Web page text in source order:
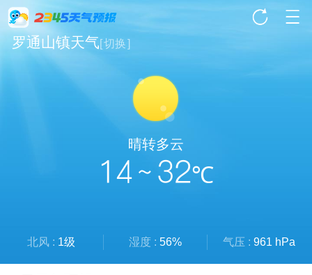
罗通山镇天气[切换]
晴转多云
14 ~ 32℃
北风 : 1级 湿度 : 56% 气压 : 961 hPa